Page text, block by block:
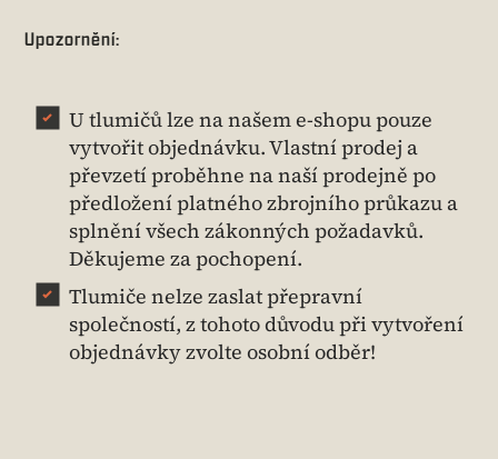
Upozornění:
U tlumičů lze na našem e-shopu pouze
vytvořit objednávku. Vlastní prodej a
převzetí proběhne na naší prodejně po
předložení platného zbrojního průkazu a
splnění všech zákonných požadavků.
Děkujeme za pochopení.
Tlumiče nelze zaslat přepravní
společností, z tohoto důvodu při vytvoření
objednávky zvolte osobní odběr!